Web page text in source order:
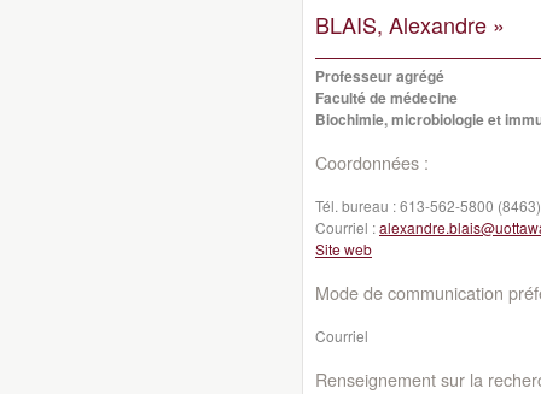
BLAIS, Alexandre »
Professeur agrégé
Faculté de médecine
Biochimie, microbiologie et
Coordonnées :
Tél. bureau :613-562-5800 (8463)
Courriel :
Site web
Mode de communication
Courriel
Renseignement sur la